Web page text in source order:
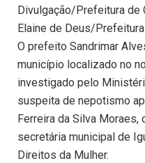
Divulgação/Prefeitura de
Elaine de Deus/
O prefeito Sandrimar
município localizado no
investigado pelo
suspeita de nepotismo
Ferreira da Silva Moraes,
secretária municipal de
Direitos da Mulher.